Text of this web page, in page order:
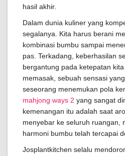
hasil akhir.
Dalam dunia kuliner yang
segalanya. Kita harus berani
kombinasi bumbu sampai
pas. Terkadang, keberhasilan
bergantung pada ketepatan
memasak, sebuah sensasi
seseorang menemukan pola
mahjong ways 2 yang sangat
kemenangan itu adalah saat
menyebar ke seluruh ruangan,
harmoni bumbu telah tercapai
Josplantkitchen selalu